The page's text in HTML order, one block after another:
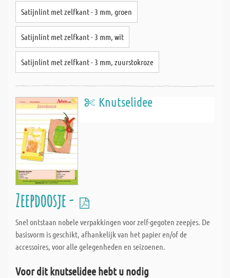
Satijnlint met zelfkant - 3 mm, groen
Satijnlint met zelfkant - 3 mm, wit
Satijnlint met zelfkant - 3 mm, zuurstokroze
Knutselidee
Zeepdoosje -
Snel ontstaan nobele verpakkingen voor zelf-gegoten zeepjes. De
basisvorm is geschikt, afhankelijk van het papier en/of de
accessoires, voor alle gelegenheden en seizoenen.
Voor dit knutselidee hebt u nodig